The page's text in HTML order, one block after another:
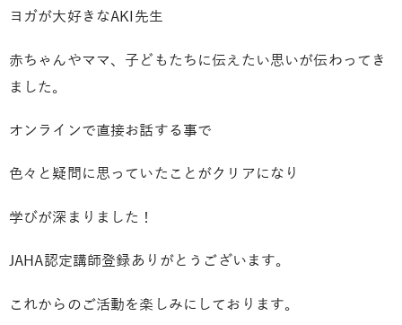
ヨガが大好きなAKI先生
赤ちゃんやママ、子どもたちに伝えたい思いが伝わってき
ました。
オンラインで直接お話する事で
色々と疑問に思っていたことがクリアになり
学びが深まりました！
JAHA認定講師登録ありがとうございます。
これからのご活動を楽しみにしております。